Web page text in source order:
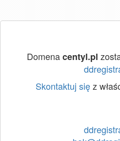
Domenacentyl.pl
Skontaktuj sięz